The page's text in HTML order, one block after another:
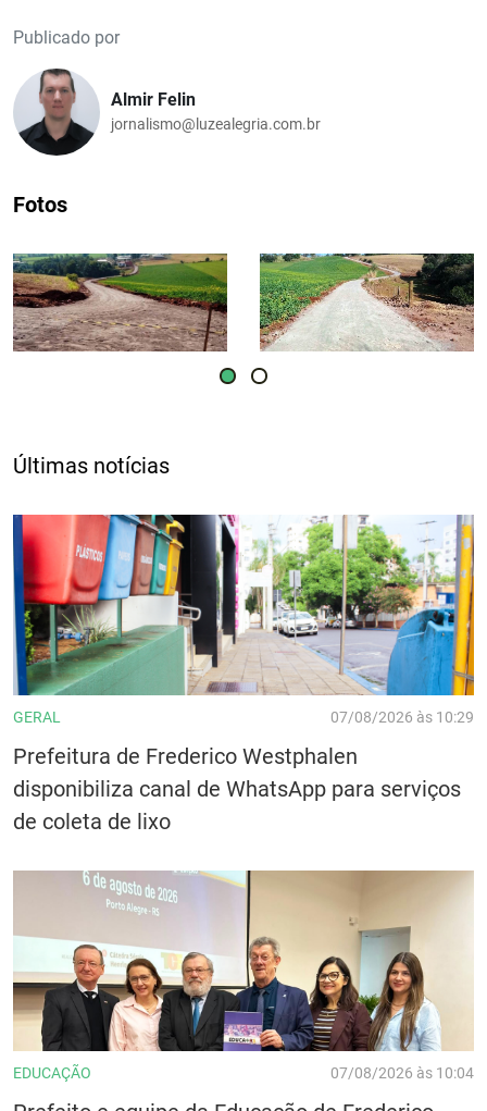
Publicado por
Almir Felin
jornalismo@luzealegria.com.br
Fotos
Últimas notícias
GERAL 07/08/2026 às 10:29
Prefeitura de Frederico Westphalen
disponibiliza canal de WhatsApp para serviços
de coleta de lixo
EDUCAÇÃO 07/08/2026 às 10:04